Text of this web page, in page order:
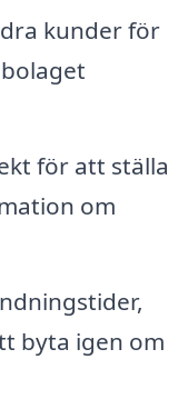
kunder för
för att ställa
om
byta igen om